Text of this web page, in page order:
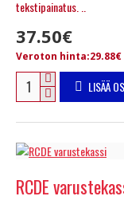
tekstipainatus. ..
37.50€
Veroton hinta:29.88€
LISÄÄ
RCDE